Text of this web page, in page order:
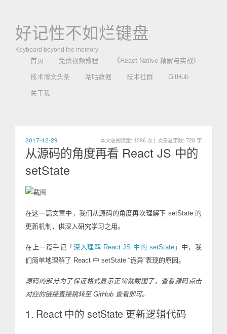
好记性不如烂键盘
Keyboard beyond the memory
首页 免费视频教程
《React Native 精解与实战》
技术博文头条
咕咕数据 技术社群
GitHub
关于我
2017-12-29 本文总阅读量: 1096 次 | 文章总字数: 728 字
从源码的角度再看 React JS 中的
setState
在这一篇文章中，我们从源码的角度再次理解下 setState 的
更新机制，供深入研究学习之用。
在上一篇手记「 深入理解 React JS 中的 setState」中，我
们简单地理解了 React 中 setState “诡异”表现的原因。
源码的部分为了保证格式显示正常就截图了，查看源码点击
对应的链接直接跳转至 GitHub 查看即可。
1. React 中的 setState 更新逻辑代码